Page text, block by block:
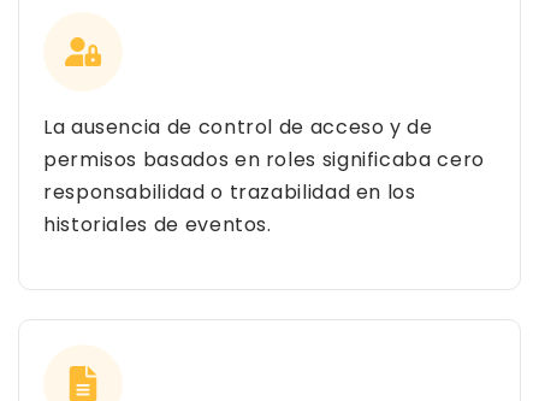
La ausencia de control de acceso y de
permisos basados en roles significaba cero
responsabilidad o trazabilidad en los
historiales de eventos.